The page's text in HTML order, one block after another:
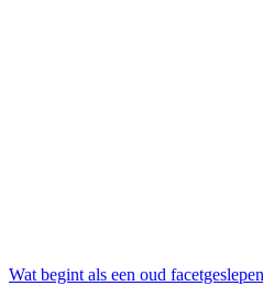
Wat begint als een oud